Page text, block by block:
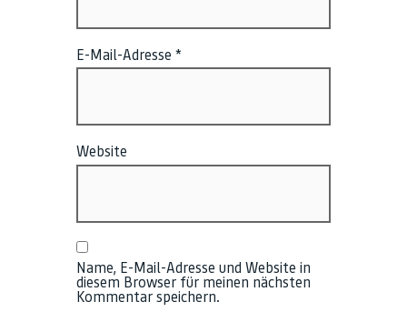
E-Mail-Adresse *
Website
Name, E-Mail-Adresse und Website in
diesem Browser für meinen nächsten
Kommentar speichern.